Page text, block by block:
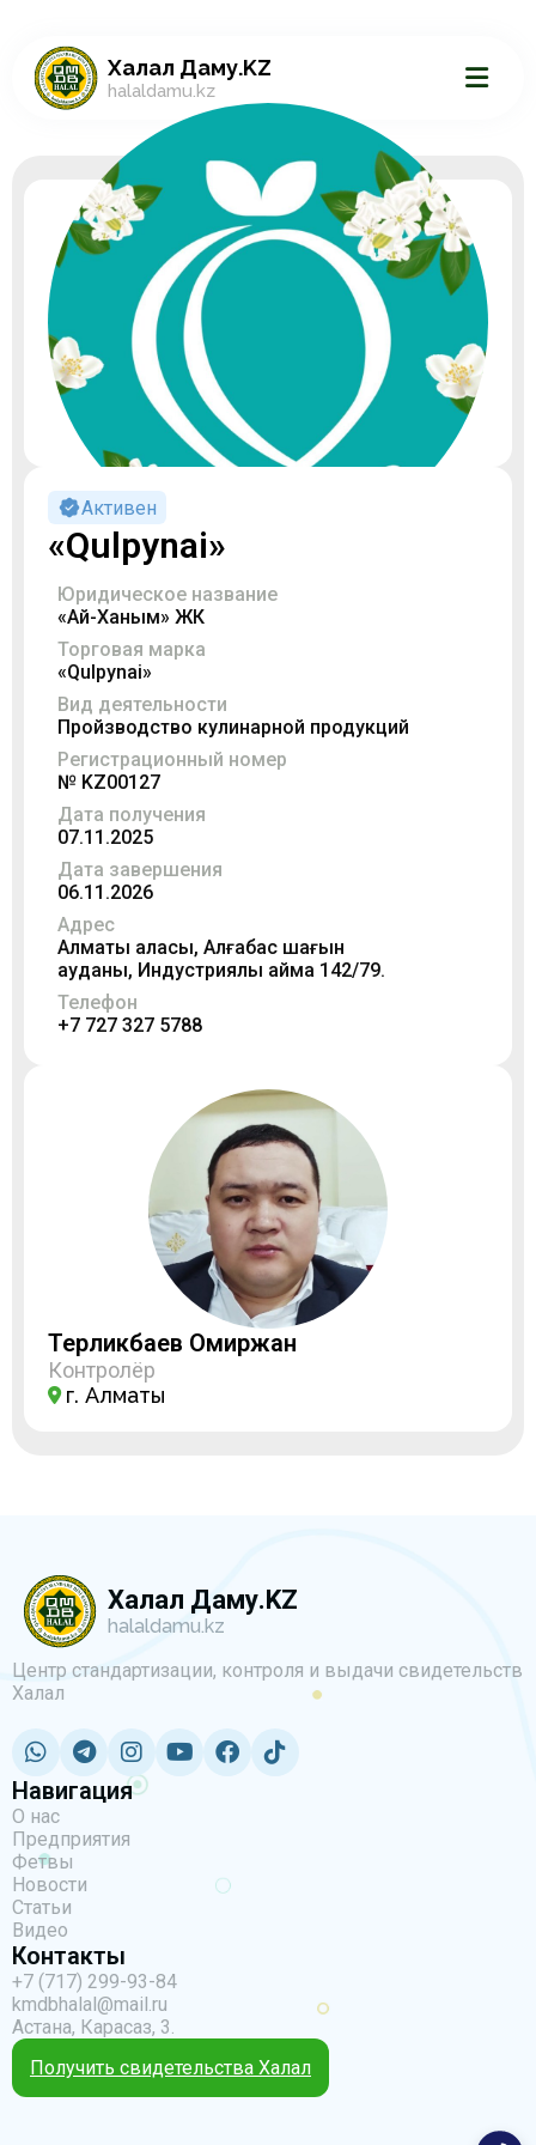
Халал Даму.KZ
halaldamu.kz
Активен
«Qulpynai»
Юридическое название
«Ай-Ханым» ЖК
Торговая марка
«Qulpynai»
Вид деятельности
Пройзводство кулинарной продукций
Регистрационный номер
№ KZ00127
Дата получения
07.11.2025
Дата завершения
06.11.2026
Адрес
Алматы қаласы, Алғабас шағын
ауданы, Индустриялық аймақ 142/79.
Телефон
+7 727 327 5788
Терликбаев Омиржан
Контролёр
г. Алматы
Халал Даму.KZ
halaldamu.kz
Центр стандартизации, контроля и выдачи свидетельств
Халал
Навигация
О нас
Предприятия
Фетвы
Новости
Статьи
Видео
Контакты
+7 (717) 299-93-84
kmdbhalal@mail.ru
Астана, Карасаз, 3.
Получить свидетельства Халал